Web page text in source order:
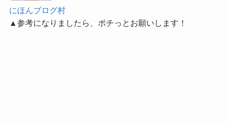
にほんブログ村
▲参考になりましたら、ポチっとお願いします！